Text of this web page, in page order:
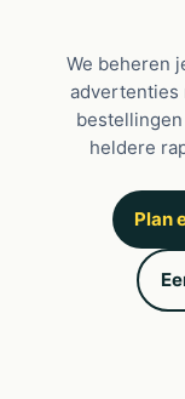
We beheren
advertenties
heldere
Plan